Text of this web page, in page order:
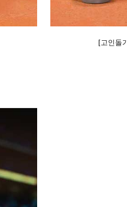
[고인돌